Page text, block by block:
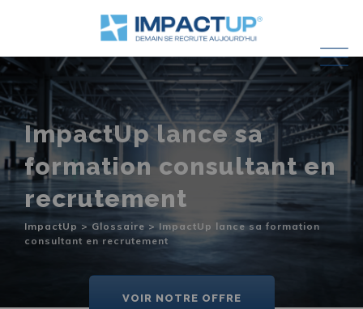
ImpactUp lance sa
formation consultant en
recrutement
ImpactUp > Glossaire > ImpactUp lance sa formation
consultant en recrutement
VOIR NOTRE OFFRE